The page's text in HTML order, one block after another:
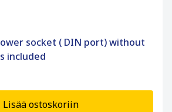
socket ( DIN port) without
included
Lisää ostoskoriin